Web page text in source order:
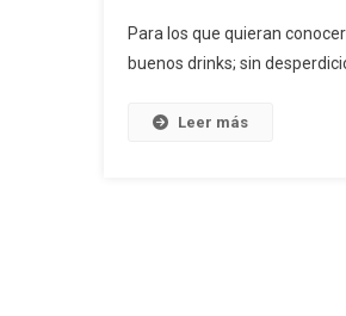
Para los que quieran
buenos drinks; sin
Leer más